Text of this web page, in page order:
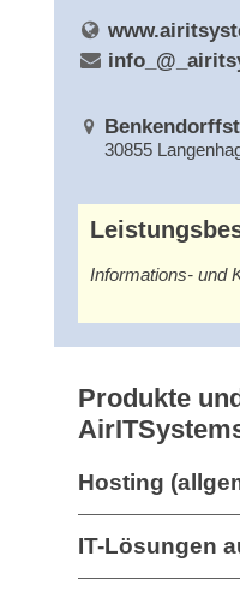
30855
Informations- und
Produkte
Hosting
IT-Lösungen